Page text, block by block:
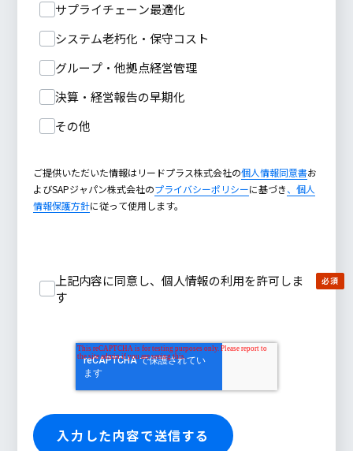
サプライチェーン最適化
システム老朽化・保守コスト
グループ・他拠点経営管理
決算・経営報告の早期化
その他
ご提供いただいた情報はリードプラス株式会社の個人情報同意書お
よびSAPジャパン株式会社のプライバシーポリシーに基づき、個人
情報保護方針に従って使用します。
上記内容に同意し、個人情報の利用を許可しま
す